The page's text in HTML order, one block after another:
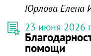
Юрлова Елена
23 июня 2026
помощи